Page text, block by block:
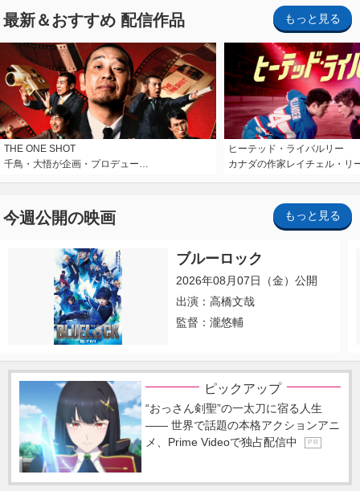
最新＆おすすめ 配信作品 もっと見る
THE ONE SHOT
千鳥・大悟が企画・プロデュー…
ヒーテッド・ライバルリー
カナダの作家レイチェル・リ
今週公開の映画 もっと見る
ブルーロック
2026年08月07日（金）公開
出演：高橋文哉
監督：瀧悠輔
ピックアップ
“おっさん剣聖”の一太刀に宿る人生
―― 世界で話題の本格アクションアニ
メ、Prime Videoで独占配信中
P R